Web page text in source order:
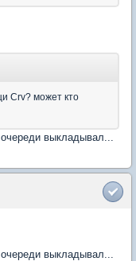
Crv? может кто
выкладывал...
выкладывал...